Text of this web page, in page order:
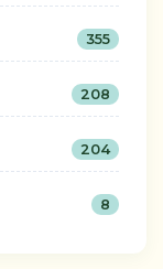
355
208
204
8